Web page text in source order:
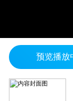
预览播放